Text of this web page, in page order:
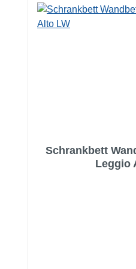
Schrankbett
Leggio